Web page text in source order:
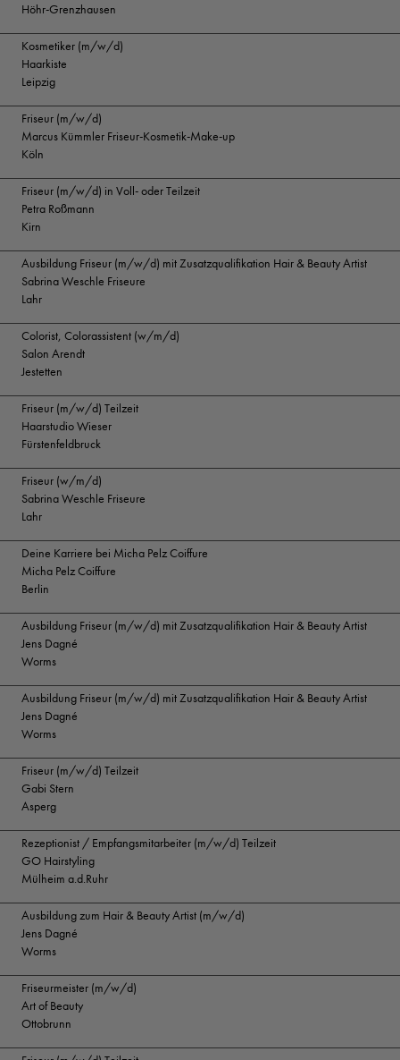
Höhr-Grenzhausen
Kosmetiker (m/w/d)
Haarkiste
Leipzig
Friseur (m/w/d)
Marcus Kümmler Friseur-Kosmetik-Make-up
Köln
Friseur (m/w/d) in Voll- oder Teilzeit
Petra Roßmann
Kirn
Ausbildung Friseur (m/w/d) mit Zusatzqualifikation Hair & Beauty Artist
Sabrina Weschle Friseure
Lahr
Colorist, Colorassistent (w/m/d)
Salon Arendt
Jestetten
Friseur (m/w/d) Teilzeit
Haarstudio Wieser
Fürstenfeldbruck
Friseur (w/m/d)
Sabrina Weschle Friseure
Lahr
Deine Karriere bei Micha Pelz Coiffure
Micha Pelz Coiffure
Berlin
Ausbildung Friseur (m/w/d) mit Zusatzqualifikation Hair & Beauty Artist
Jens Dagné
Worms
Ausbildung Friseur (m/w/d) mit Zusatzqualifikation Hair & Beauty Artist
Jens Dagné
Worms
Friseur (m/w/d) Teilzeit
Gabi Stern
Asperg
Rezeptionist / Empfangsmitarbeiter (m/w/d) Teilzeit
GO Hairstyling
Mülheim a.d.Ruhr
Ausbildung zum Hair & Beauty Artist (m/w/d)
Jens Dagné
Worms
Friseurmeister (m/w/d)
Art of Beauty
Ottobrunn